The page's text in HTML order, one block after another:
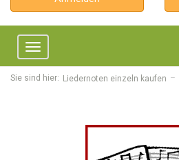
Toggle
navigation
Sie sind hier: Liedernoten einzeln kaufen